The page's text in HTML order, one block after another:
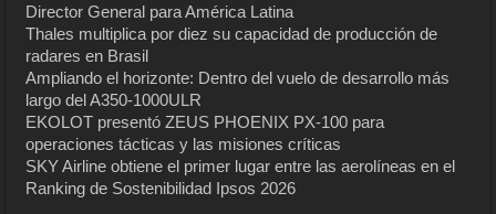
Director General para América Latina
Thales multiplica por diez su capacidad de producción de
radares en Brasil
Ampliando el horizonte: Dentro del vuelo de desarrollo más
largo del A350-1000ULR
EKOLOT presentó ZEUS PHOENIX PX-100 para
operaciones tácticas y las misiones críticas
SKY Airline obtiene el primer lugar entre las aerolíneas en el
Ranking de Sostenibilidad Ipsos 2026